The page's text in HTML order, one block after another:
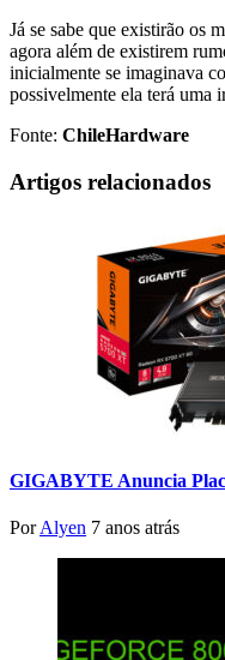
Já se sabe que existirão os
agora além de existirem
inicialmente se imaginava
possivelmente ela terá uma
Fonte: ChileHardware
Artigos relacionados
GIGABYTE Anuncia
PorAlyen 7 anos atrás